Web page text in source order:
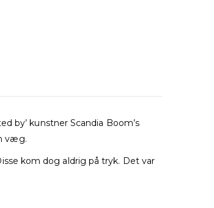
by’ kunstner Scandia Boom’s
væg.
kom dog aldrig på tryk. Det var